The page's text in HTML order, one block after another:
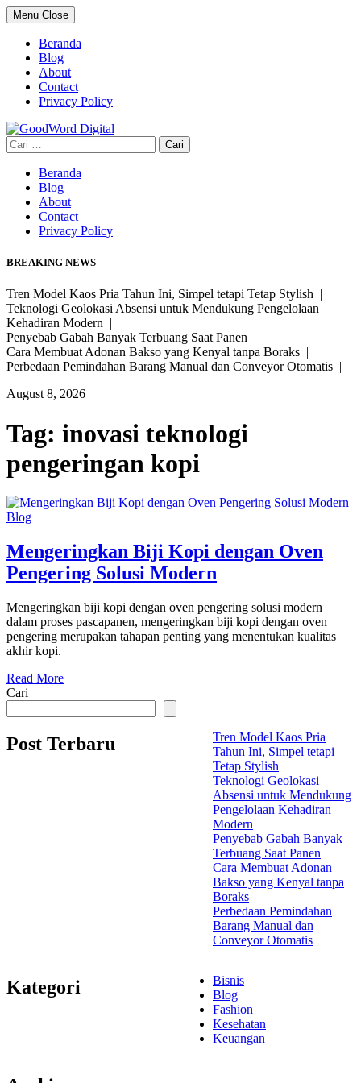
Skip
to
content
Menu Close
Beranda
Blog
About
Contact
Privacy Policy
Cari
untuk:
Beranda
Blog
About
Contact
Privacy Policy
BREAKING NEWS
Tren Model Kaos Pria Tahun Ini, Simpel tetapi Tetap Stylish |
Teknologi Geolokasi Absensi untuk Mendukung Pengelolaan
Kehadiran Modern |
Penyebab Gabah Banyak Terbuang Saat Panen |
Cara Membuat Adonan Bakso yang Kenyal tanpa Boraks |
Perbedaan Pemindahan Barang Manual dan Conveyor Otomatis |
August 8, 2026
Tag: inovasi teknologi
pengeringan kopi
Blog
Mengeringkan Biji Kopi dengan Oven
Pengering Solusi Modern
Mengeringkan biji kopi dengan oven pengering solusi modern
dalam proses pascapanen, mengeringkan biji kopi dengan oven
pengering merupakan tahapan penting yang menentukan kualitas
akhir kopi.
Read More
Cari
Post Terbaru
Tren Model Kaos Pria
Tahun Ini, Simpel tetapi
Tetap Stylish
Teknologi Geolokasi
Absensi untuk Mendukung
Pengelolaan Kehadiran
Modern
Penyebab Gabah Banyak
Terbuang Saat Panen
Cara Membuat Adonan
Bakso yang Kenyal tanpa
Boraks
Perbedaan Pemindahan
Barang Manual dan
Conveyor Otomatis
Kategori
Bisnis
Blog
Fashion
Kesehatan
Keuangan